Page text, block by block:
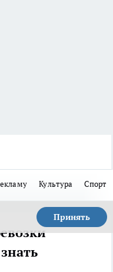
Культура Спорт
Принять